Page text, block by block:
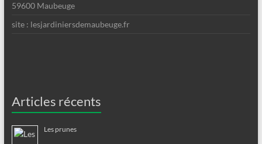
59600 Maubeuge
site : lesjardiniersdemaubeuge.fr
Articles récents
Les prunes